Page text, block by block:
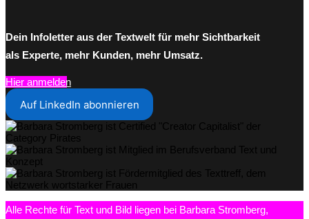
Dein Infoletter aus der Textwelt für mehr Sichtbarkeit
als Experte, mehr Kunden, mehr Umsatz.
Hier anmelden
Auf LinkedIn abonnieren
Alle Rechte für Text und Bild liegen bei Barbara Stromberg,